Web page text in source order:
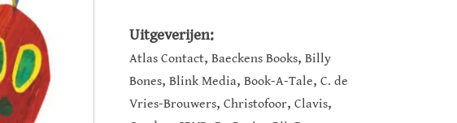
Uitgeverijen:
Atlas Contact, Baeckens Books, Billy
Bones, Blink Media, Book-A-Tale, C. de
Vries-Brouwers, Christofoor, Clavis,